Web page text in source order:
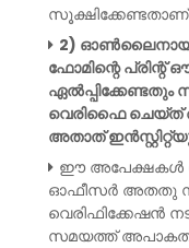
2) ഓൺലൈനായി
ഫോമിന്റെ പ്രിന്റ്
വെരിഫൈ
അതാത്
ഈ അപേക്ഷകൾ
ഓഫീസർ അതതു
വെരിഫിക്കേഷൻ
സമയത്ത് അപാകത